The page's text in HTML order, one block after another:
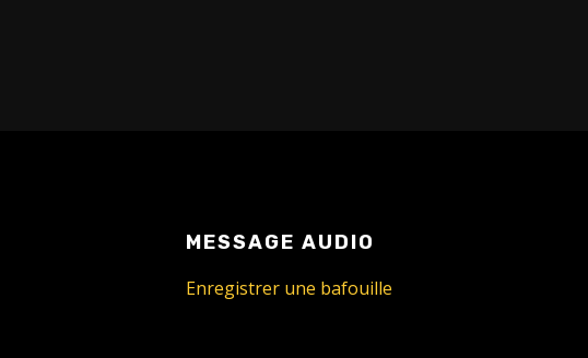
MESSAGE AUDIO
Enregistrer une bafouille